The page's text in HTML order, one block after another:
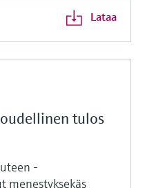
Lataa
tulos
-
menestyksekäs